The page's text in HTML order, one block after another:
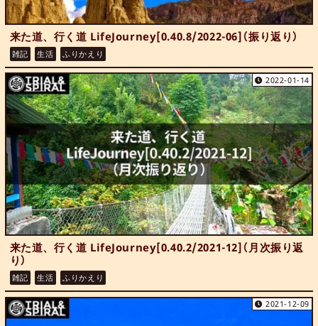
来た道、行く道 LifeJourney[0.40.8/2022-06]（振り返り）
雑記 生活 ふりかえり
2022-01-14
来た道、行く道 LifeJourney[0.40.2/2021-12]（月次振り返
り）
雑記 生活 ふりかえり
2021-12-09